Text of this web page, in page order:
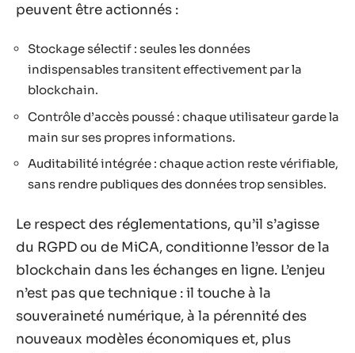
peuvent être actionnés :
Stockage sélectif : seules les données
indispensables transitent effectivement par la
blockchain.
Contrôle d’accès poussé : chaque utilisateur garde la
main sur ses propres informations.
Auditabilité intégrée : chaque action reste vérifiable,
sans rendre publiques des données trop sensibles.
Le respect des réglementations, qu’il s’agisse
du RGPD ou de MiCA, conditionne l’essor de la
blockchain dans les échanges en ligne. L’enjeu
n’est pas que technique : il touche à la
souveraineté numérique, à la pérennité des
nouveaux modèles économiques et, plus